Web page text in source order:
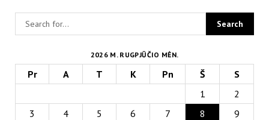
2026 M. RUGPJŪČIO MĖN.
Pr A T K Pn Š
S
1
2
3
4 5 6 7 8
9